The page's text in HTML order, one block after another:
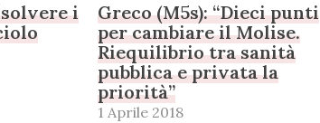
i
Greco (M5s): “Dieci punti
per cambiare il Molise.
Riequilibrio tra sanità
pubblica e privata la
priorità”
1 Aprile 2018